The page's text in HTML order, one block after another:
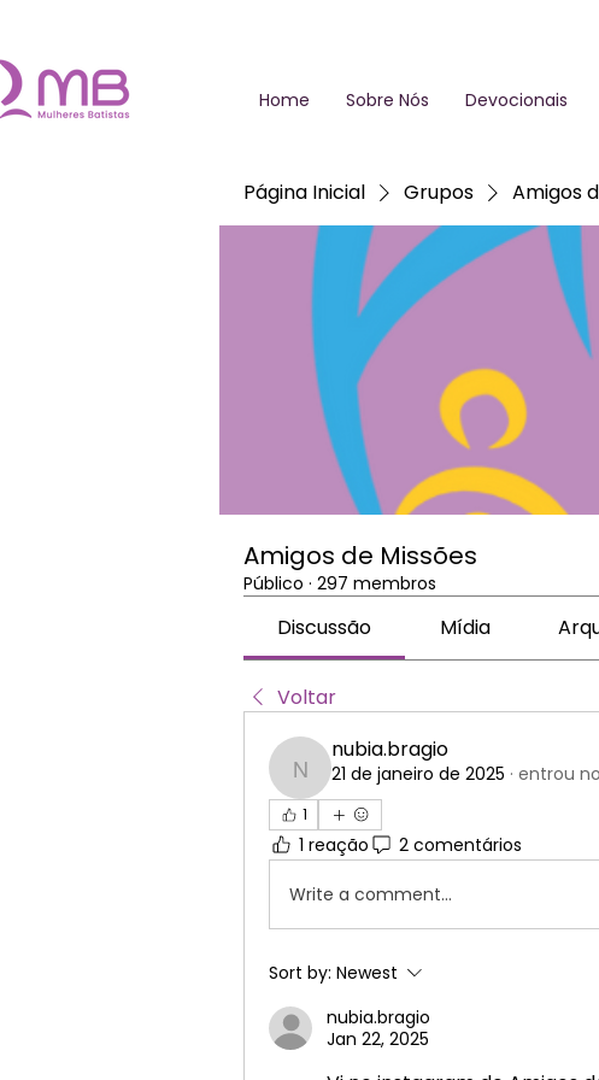
Home Sobre Nós Devocionais
Página Inicial Grupos Amigos
Amigos de Missões
Público · 297 membros
Discussão Mídia
Voltar
nubia.bragio
nubia.bragio
21 de janeiro de 2025 · entrou
1
1 reação 2 comentários
Write a comment...
Sort by: Newest
nubia.bragio
Jan 22, 2025